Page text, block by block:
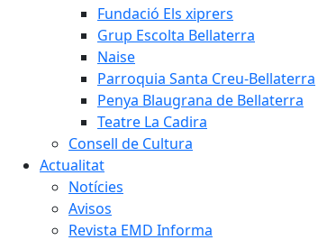
Fundació Els xiprers
Grup Escolta Bellaterra
Naise
Parroquia Santa Creu-Bellaterra
Penya Blaugrana de Bellaterra
Teatre La Cadira
Consell de Cultura
Actualitat
Notícies
Avisos
Revista EMD Informa